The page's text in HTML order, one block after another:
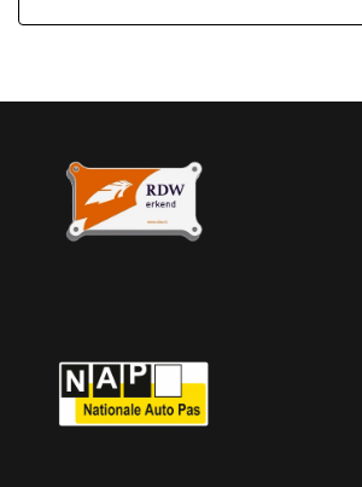
Zijwandbekleding laadruimte
Overige
Bluetooth
Brake assist system